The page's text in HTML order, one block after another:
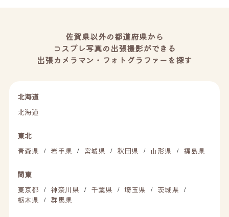
佐賀県以外の都道府県から
コスプレ写真の出張撮影ができる
出張カメラマン・フォトグラファーを探す
北海道
北海道
東北
青森県
/ 岩手県 / 宮城県 / 秋田県 / 山形県 / 福島県
関東
東京都
/ 神奈川県 / 千葉県 / 埼玉県 / 茨城県 /
栃木県 / 群馬県